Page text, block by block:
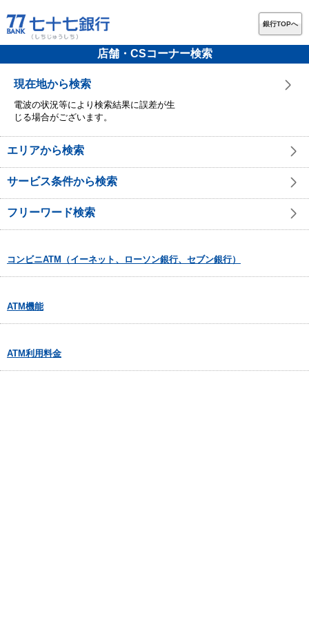
銀行TOPへ
店舗・CSコーナー検索
現在地から検索
電波の状況等により検索結果に誤差が生
じる場合がございます。
エリアから検索
サービス条件から検索
フリーワード検索
コンビニATM（イーネット、ローソン銀行、セブン銀行）
ATM機能
ATM利用料金